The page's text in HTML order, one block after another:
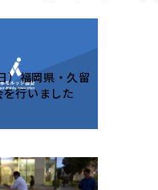
）福岡県・久留
行いました